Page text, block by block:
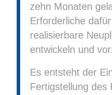
zehn Monaten
Erforderliche
realisierbare
entwickeln und
Es entsteht der
Fertigstellung des